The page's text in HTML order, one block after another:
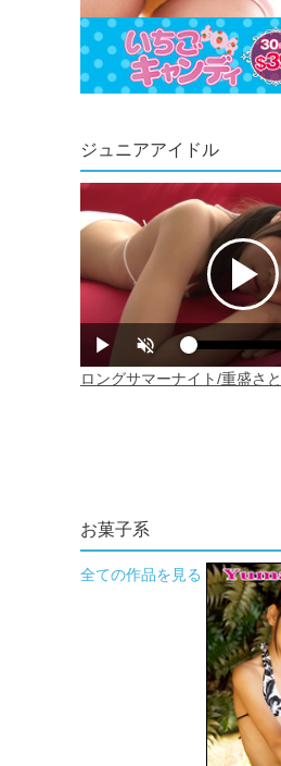
ジュニアアイドル
お菓子系
全ての作品を見る